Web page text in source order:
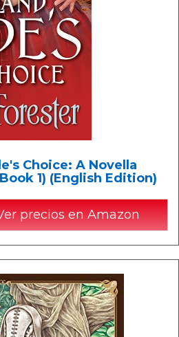
Choice: A Novella
1) (English Edition)
precios en Amazon